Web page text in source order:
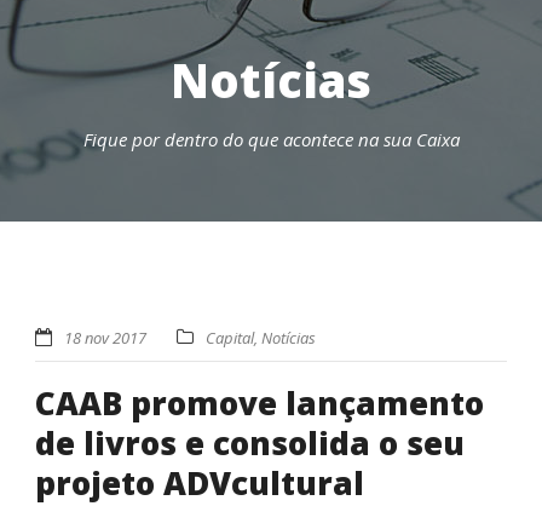
Notícias
Fique por dentro do que acontece na sua Caixa
18 nov 2017 Capital, Notícias
CAAB promove lançamento
de livros e consolida o seu
projeto ADVcultural